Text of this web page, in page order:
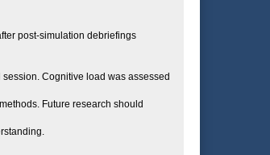
post-simulation debriefings
Cognitive load was assessed
Future research should